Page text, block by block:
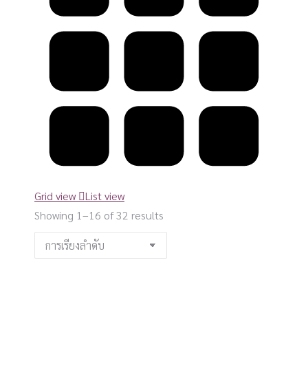
Grid view
List view
Showing 1–16 of 32 results